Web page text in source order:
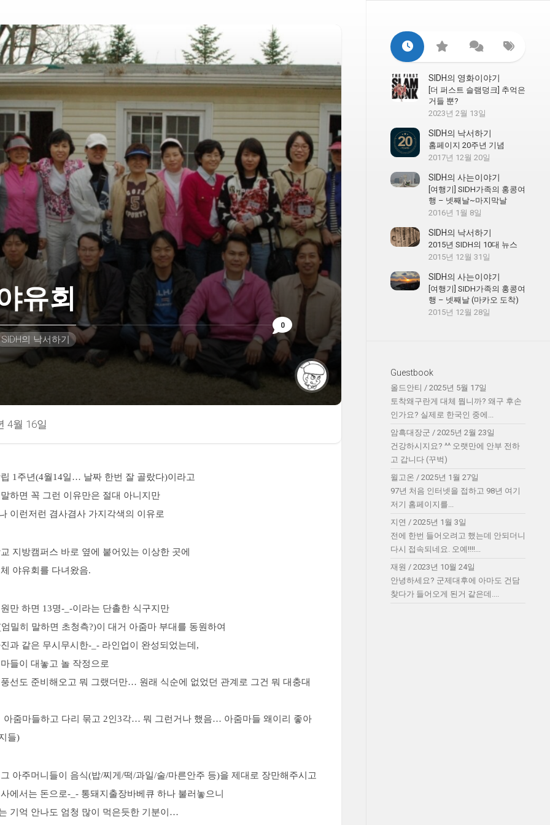
0
유회
SIDH의 낙서하기
4월 16일
1주년(4월14일… 날짜 한번 잘 골랐다)이라고
하면 꼭 그런 이유만은 절대 아니지만
이런저런 겸사겸사 가지각색의 이유로
지방캠퍼스 바로 옆에 붙어있는 이상한 곳에
야유회를 다녀왔음.
만 하면 13명-_-이라는 단촐한 식구지만
밀히 말하면 초청측?)이 대거 아줌마 부대를 동원하여
과 같은 무시무시한-_- 라인업이 완성되었는데,
들이 대놓고 놀 작정으로
선도 준비해오고 뭐 그랬더만… 원래 식순에 없었던 관계로 그건 뭐 대충대
아줌마들하고 다리 묶고 2인3각… 뭐 그런거나 했음… 아줌마들 왜이리 좋아
들)
아주머니들이 음식(밥/찌게/떡/과일/술/마른안주 등)을 제대로 장만해주시고
에서는 돈으로-_- 통돼지출장바베큐 하나 불러놓으니
기억 안나도 엄청 많이 먹은듯한 기분이…
SIDH의 영화이야기
[더 퍼스트 슬램덩크] 추억은
거들 뿐?
2023년 2월 13일
SIDH의 낙서하기
홈페이지 20주년 기념
2017년 12월 20일
SIDH의 사는이야기
[여행기] SIDH가족의 홍콩여
행 – 넷째날~마지막날
2016년 1월 8일
SIDH의 낙서하기
2015년 SIDH의 10대 뉴스
2015년 12월 31일
SIDH의 사는이야기
[여행기] SIDH가족의 홍콩여
행 – 넷째날 (마카오 도착)
2015년 12월 28일
Guestbook
올드안티 / 2025년 5월 17일
토착왜구란게 대체 뭡니까? 왜구 후손
인가요? 실제로 한국인 중에...
암흑대장군 / 2025년 2월 23일
건강하시지요? ^^ 오랫만에 안부 전하
고 갑니다 (꾸벅)
윌고온 / 2025년 1월 27일
97년 처음 인터넷을 접하고 98년 여기
저기 홈페이지를...
지연 / 2025년 1월 3일
전에 한번 들어오려고 했는데 안되더니
다시 접속되네요. 오예!!!!...
재원 / 2023년 10월 24일
안녕하세요? 군제대후에 아마도 건담
찾다가 들어오게 된거 같은데....